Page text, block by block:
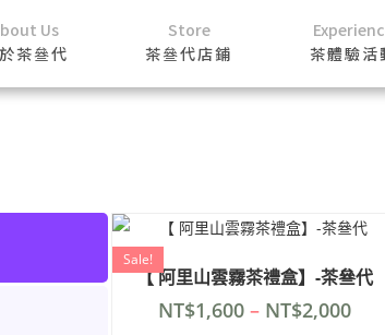
Us
茶叄代
Store
茶叄代店鋪
茶體驗活
Sale!
【 阿里山雲霧茶禮盒】-茶叄代
NT$1,600 – NT$2,000